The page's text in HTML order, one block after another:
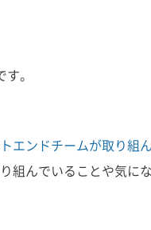
。
エンドチームが取り組
組んでいることや気に